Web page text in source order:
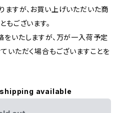
ますが、お買い上げいただいた商
もございます。
をいたしますが、万が一入荷予定
いただく場合もございますことを
available